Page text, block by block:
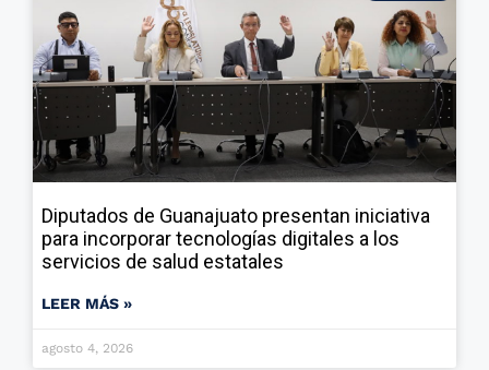
Diputados de Guanajuato presentan iniciativa
para incorporar tecnologías digitales a los
servicios de salud estatales
LEER MÁS »
agosto 4, 2026